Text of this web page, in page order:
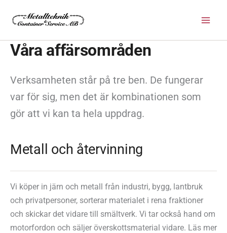
Våra affärsområden
Verksamheten står på tre ben. De fungerar
var för sig, men det är kombinationen som
gör att vi kan ta hela uppdrag.
Metall och återvinning
Vi köper in järn och metall från industri, bygg, lantbruk
och privatpersoner, sorterar materialet i rena fraktioner
och skickar det vidare till smältverk. Vi tar också hand om
motorfordon och säljer överskottsmaterial vidare. Läs mer